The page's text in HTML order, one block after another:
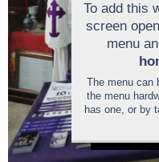
Aviso
Utilizamos
lista de
nuestra
To add this
screen
menu
The menu can
the menu
has one, or by